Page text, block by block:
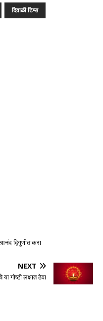
दिवाळी टिप्स
द्विगुणीत करा
NEXT
या गोष्टी लक्षात ठेवा